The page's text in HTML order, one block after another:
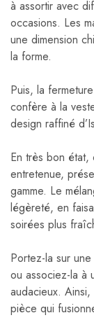
à assortir avec
occasions. Les
une dimension
la forme.
Puis, la
confère à la
design raffiné
En très bon
entretenue,
gamme. Le
légèreté, en
soirées plus
Portez-la sur
ou associez-la à
audacieux.
pièce qui